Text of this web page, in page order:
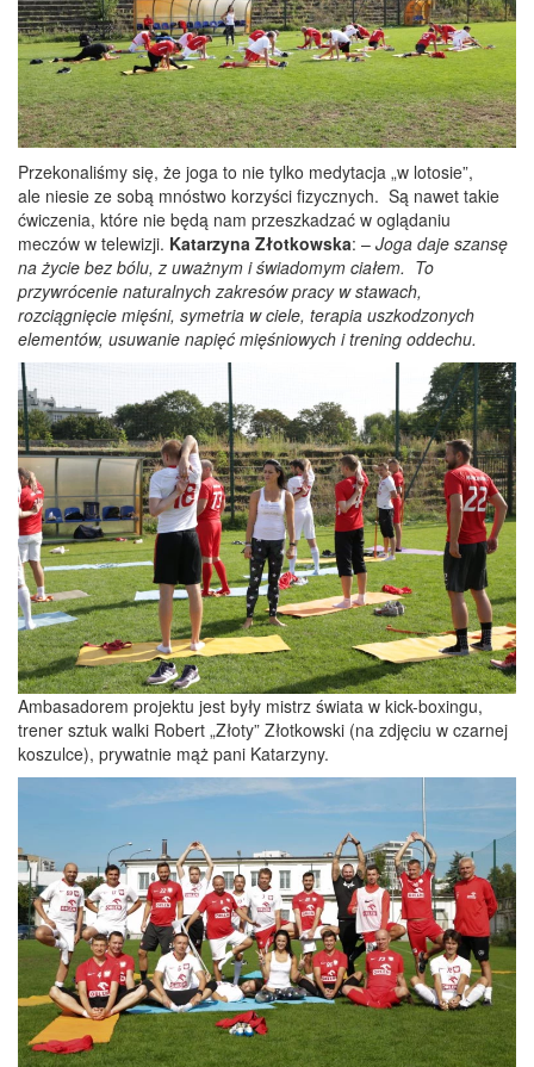
Przekonaliśmy się, że joga to nie tylko medytacja „w lotosie”,
ale niesie ze sobą mnóstwo korzyści fizycznych. Są nawet takie
ćwiczenia, które nie będą nam przeszkadzać w oglądaniu
meczów w telewizji. Katarzyna Złotkowska: – Joga daje szansę
na życie bez bólu, z uważnym i świadomym ciałem. To
przywrócenie naturalnych zakresów pracy w stawach,
rozciągnięcie mięśni, symetria w ciele, terapia uszkodzonych
elementów, usuwanie napięć mięśniowych i trening oddechu.
Ambasadorem projektu jest były mistrz świata w kick-boxingu,
trener sztuk walki Robert „Złoty” Złotkowski (na zdjęciu w czarnej
koszulce), prywatnie mąż pani Katarzyny.